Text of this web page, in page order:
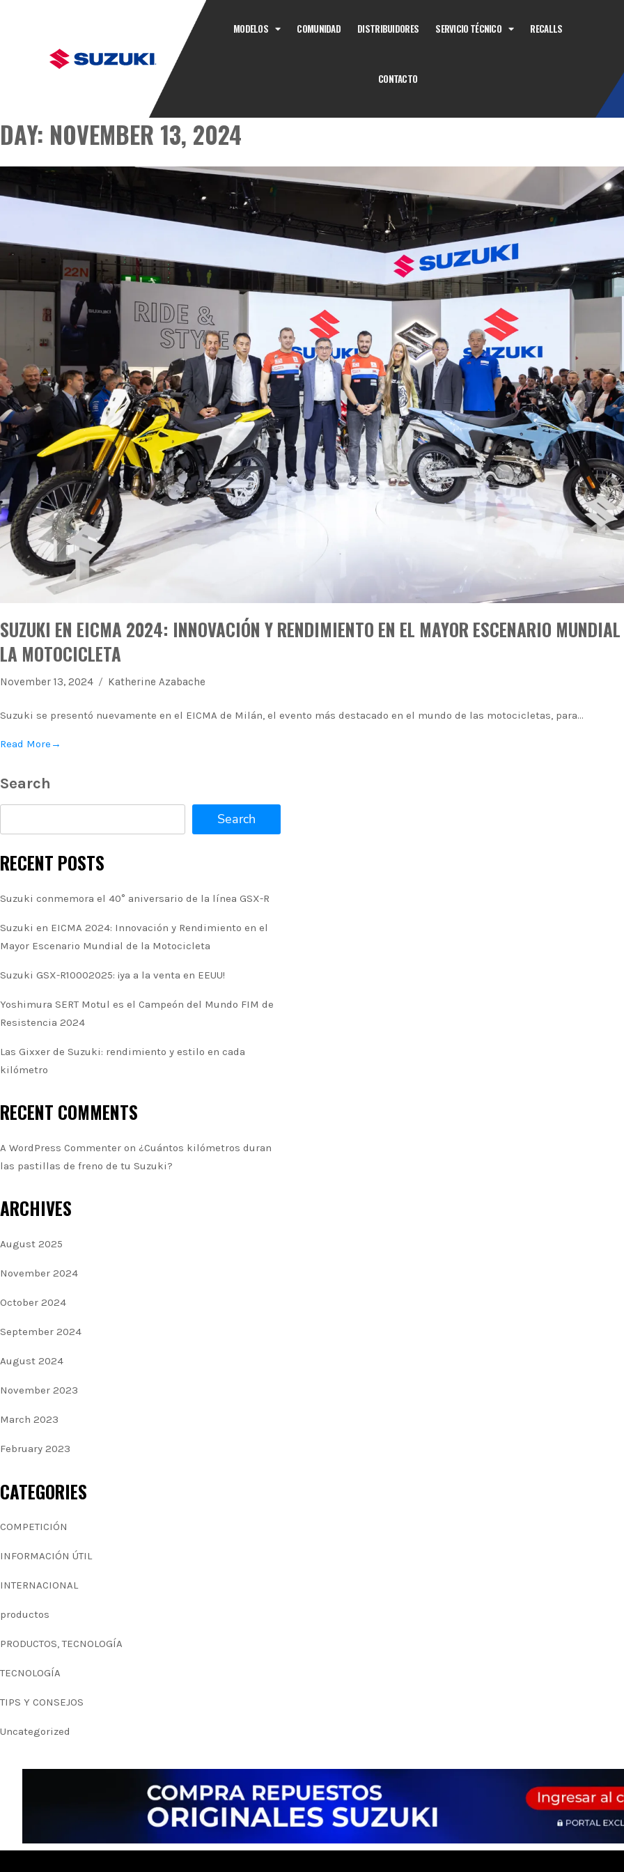
MODELOS COMUNIDAD DISTRIBUIDORES SERVICIO TÉCNICO RECALLS
CONTACTO
DAY: NOVEMBER 13, 2024
SUZUKI EN EICMA 2024: INNOVACIÓN Y RENDIMIENTO EN EL MAYOR ESCENARIO MUNDIAL
LA MOTOCICLETA
November 13, 2024 Katherine Azabache
Suzuki se presentó nuevamente en el EICMA de Milán, el evento más destacado en el mundo de las motocicletas, para…
Read More →
Search
Search
RECENT POSTS
Suzuki conmemora el 40° aniversario de la línea GSX-R
Suzuki en EICMA 2024: Innovación y Rendimiento en el
Mayor Escenario Mundial de la Motocicleta
Suzuki GSX-R10002025: ¡ya a la venta en EEUU!
Yoshimura SERT Motul es el Campeón del Mundo FIM de
Resistencia 2024
Las Gixxer de Suzuki: rendimiento y estilo en cada
kilómetro
RECENT COMMENTS
A WordPress Commenter on ¿Cuántos kilómetros duran
las pastillas de freno de tu Suzuki?
ARCHIVES
August 2025
November 2024
October 2024
September 2024
August 2024
November 2023
March 2023
February 2023
CATEGORIES
COMPETICIÓN
INFORMACIÓN ÚTIL
INTERNACIONAL
productos
PRODUCTOS, TECNOLOGÍA
TECNOLOGÍA
TIPS Y CONSEJOS
Uncategorized